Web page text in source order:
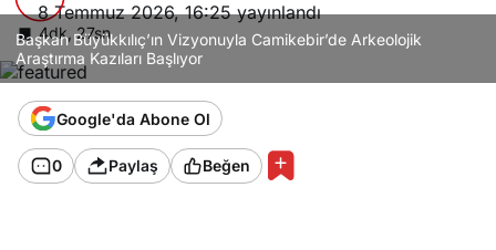
8 Temmuz 2026, 16:25yayınlandı
4dk, 27sn
Başkan Büyükkılıç’ın Vizyonuyla Camikebir’de Arkeolojik
Araştırma Kazıları Başlıyor
Google'da Abone Ol
0 Paylaş Beğen